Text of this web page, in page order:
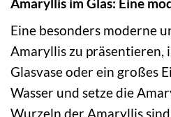
Eine besonders moderne
Amaryllis zu präsentieren,
Glasvase oder ein großes
Wasser und setze die
Wurzeln der Amaryllis